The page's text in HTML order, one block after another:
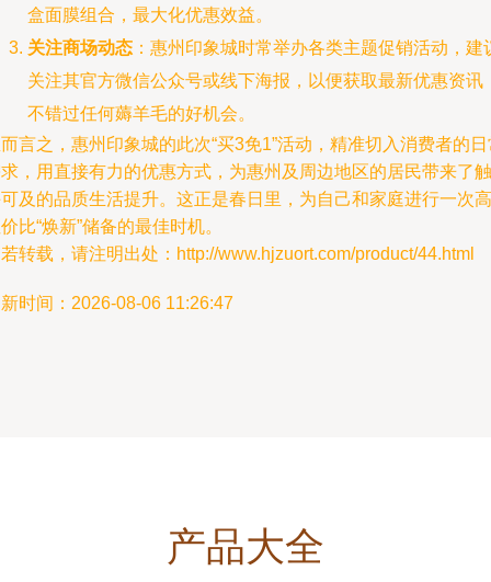
盒面膜组合，最大化优惠效益。
关注商场动态 ：惠州印象城时常举办各类主题促销活动，建
关注其官方微信公众号或线下海报，以便获取最新优惠资讯
不错过任何薅羊毛的好机会。
言之，惠州印象城的此次“买3免1”活动，精准切入消费者的
，用直接有力的优惠方式，为惠州及周边地区的居民带来了触
及的品质生活提升。这正是春日里，为自己和家庭进行一次高
比“焕新”储备的最佳时机。
转载，请注明出处：http://www.hjzuort.com/product/44.html
时间：2026-08-06 11:26:47
产品大全